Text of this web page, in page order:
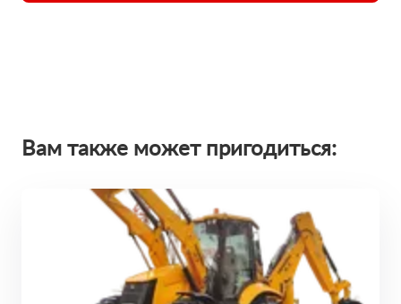
Вам также может пригодиться: